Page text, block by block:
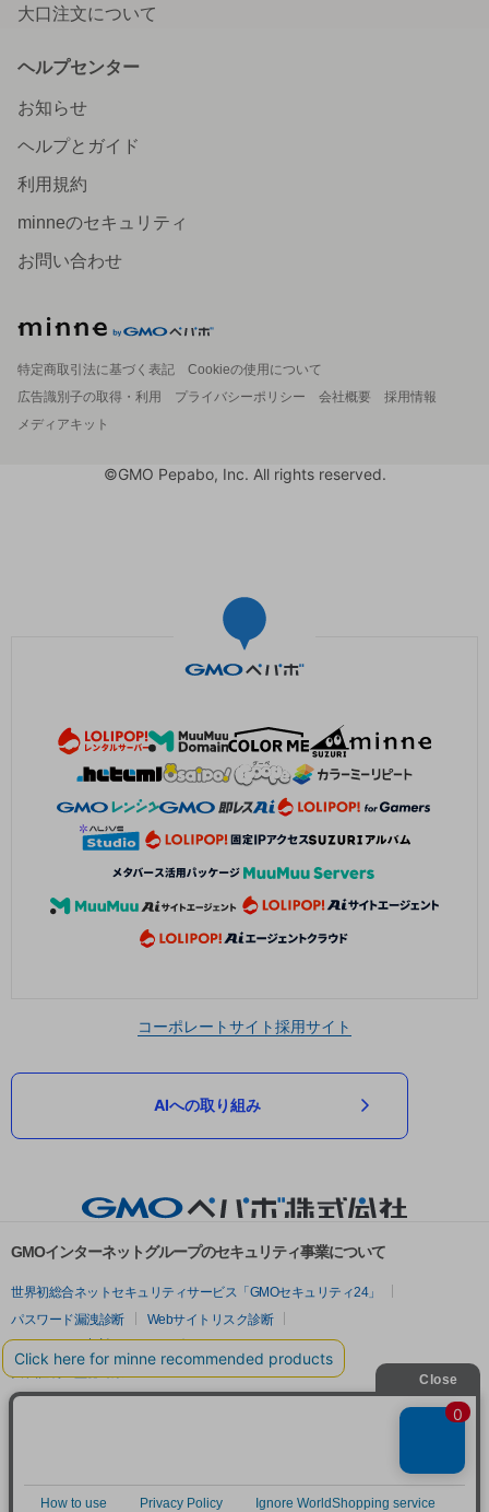
大口注文について
ヘルプセンター
お知らせ
ヘルプとガイド
利用規約
minneのセキュリティ
お問い合わせ
特定商取引法に基づく表記
Cookieの使用について
広告識別子の取得・利用
プライバシーポリシー 会社概要
採用情報
メディアキット
©GMO Pepabo, Inc. All rights reserved.
コーポレートサイト採用サイト
AIへの取り組み
GMOインターネットグループのセキュリティ事業について
世界初総合ネットセキュリティサービス「GMOセキュリティ24」
パスワード漏洩診断
Webサイトリスク診断
セキュリティ相談AIチャットボット
実在証明・盗聴対策
サイバー攻撃対策（GMOサイバーセキュリティ byイエラエ）